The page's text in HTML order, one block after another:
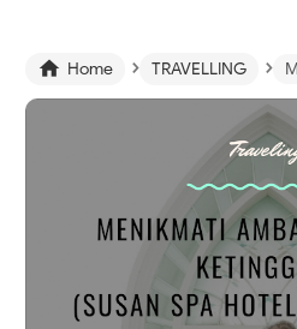
 Home › TRAVELLING ›